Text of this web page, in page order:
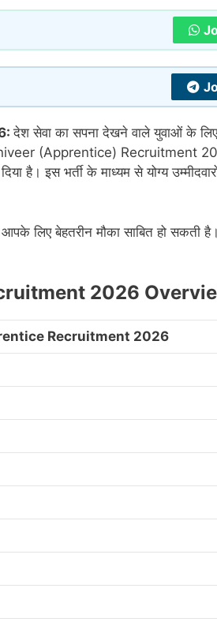
देश सेवा का सपना देखने वाले युवाओं के लिए
(Apprentice) Recruitment
इस भर्ती के माध्यम से योग्य
आपके लिए बेहतरीन मौका साबित हो सकती
2026
Recruitment 2026